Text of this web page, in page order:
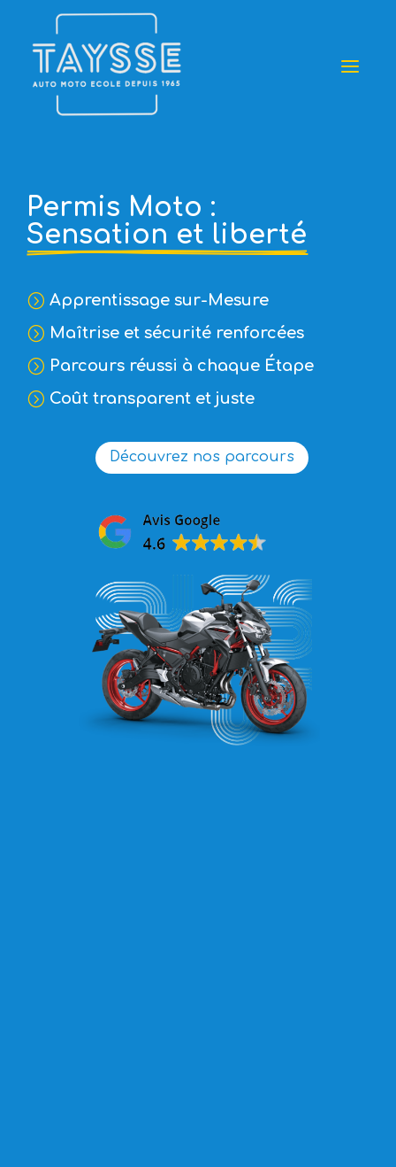
a
Permis Moto :
Sensation et liberté
= Apprentissage sur-Mesure
= Maîtrise et sécurité renforcées
= Parcours réussi à chaque Étape
= Coût transparent et juste
Découvrez nos parcours